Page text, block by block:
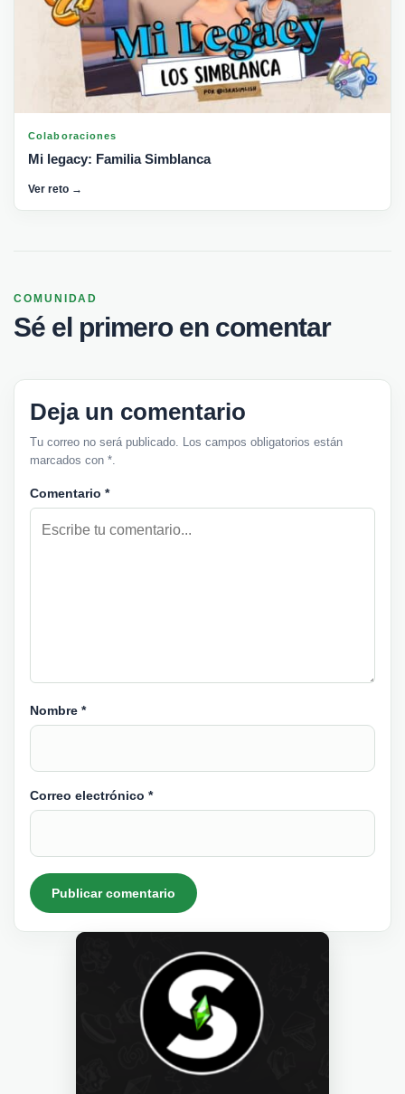
Colaboraciones
Mi legacy: Familia Simblanca
Ver reto →
COMUNIDAD
Sé el primero en comentar
Deja un comentario
Tu correo no será publicado. Los campos obligatorios están
marcados con *.
Comentario *
Nombre *
Correo electrónico *